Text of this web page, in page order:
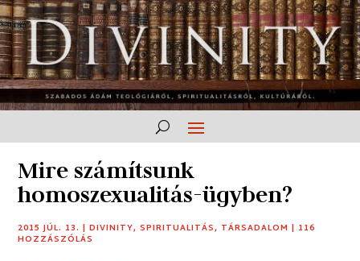
Mire számítsunk
homoszexualitás-ügyben?
2015 JÚL. 13. |DIVINITY,SPIRITUALITÁS, TÁRSADALOM | 116
HOZZÁSZÓLÁS